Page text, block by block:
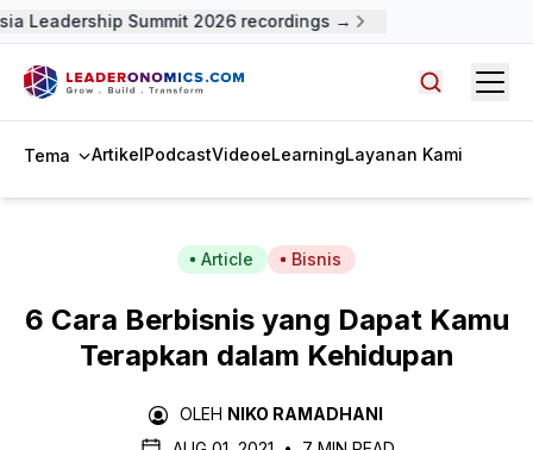
Leadership Summit 2026 recordings →
Tema ArtikelPodcastVideoeLearningLayanan Kami
Article Bisnis
6 Cara Berbisnis yang Dapat Kamu
Terapkan dalam Kehidupan
OLEH NIKO RAMADHANI